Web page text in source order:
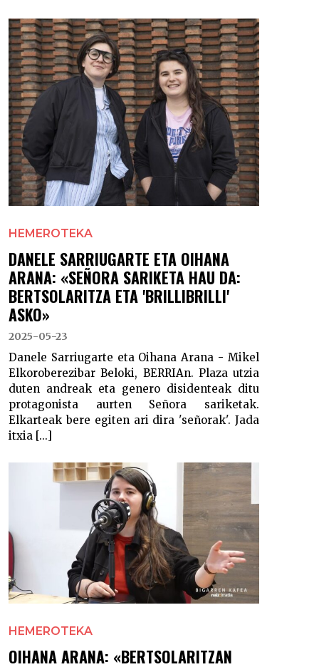
HEMEROTEKA
DANELE SARRIUGARTE ETA OIHANA
ARANA: «SEÑORA SARIKETA HAU DA:
BERTSOLARITZA ETA 'BRILLIBRILLI'
ASKO»
2025-05-23
Danele Sarriugarte eta Oihana Arana - Mikel
Elkoroberezibar Beloki, BERRIAn. Plaza utzia
duten andreak eta genero disidenteak ditu
protagonista aurten Señora sariketak.
Elkarteak bere egiten ari dira 'señorak'. Jada
itxia [...]
HEMEROTEKA
OIHANA ARANA: «BERTSOLARITZAN